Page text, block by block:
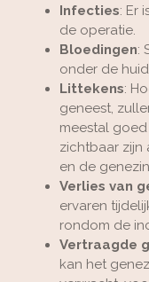
Infecties: Er
de operatie.
Bloedingen:
onder de
Littekens:
geneest,
meestal
zichtbaar zijn
en de
Verlies van
ervaren
rondom de
Vertraagde
kan het